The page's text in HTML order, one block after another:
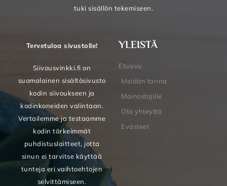
tuki sisällön tekemiseen.
Tervetuloa sivustolle!
Siivousvinkki.fi on
suomalainen sisältösivusto
kodin siivoukseen ja
kodinkoneiden valintaan.
Vertailemme ja testaamme
kodin tärkeimmät
puhdistuslaitteet, jotta
sinun ei tarvitse käyttää
tunteja eri vaihtoehtojen
selvittämiseen.
YLEISTÄ
Etusivu
Meidän tarina
Mainostajille
Ota yhteyttä
Evästeet